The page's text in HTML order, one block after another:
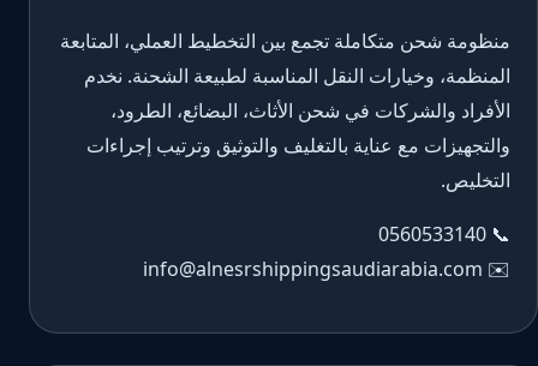
منظومة شحن متكاملة تجمع بين التخطيط العملي، المتابعة
المنظمة، وخيارات النقل المناسبة لطبيعة الشحنة. نخدم
الأفراد والشركات في شحن الأثاث، البضائع، الطرود،
والتجهيزات مع عناية بالتغليف والتوثيق وترتيب إجراءات
التخليص.
📞
0560533140
✉️
info@alnesrshippingsaudiarabia.com